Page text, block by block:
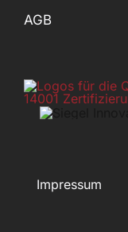
AGB
Impressum